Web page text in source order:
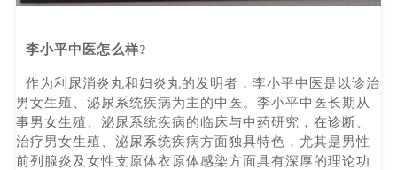
李小平中医怎么样?
作为利尿消炎丸和妇炎丸的发明者，李小平中医是以诊治
男女生殖、泌尿系统疾病为主的中医。李小平中医长期从
事男女生殖、泌尿系统疾病的临床与中药研究，在诊断、
治疗男女生殖、泌尿系统疾病方面独具特色，尤其是男性
前列腺炎及女性支原体衣原体感染方面具有深厚的理论功